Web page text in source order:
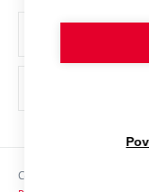
Ochrana osobních
Sociální bezpečí
Copyright © 2026 VUT